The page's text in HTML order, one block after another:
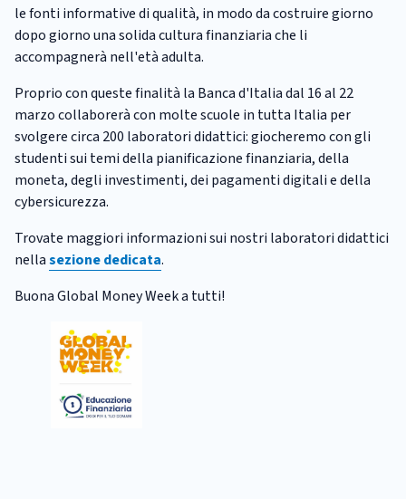
le fonti informative di qualità, in modo da costruire giorno
dopo giorno una solida cultura finanziaria che li
accompagnerà nell'età adulta.
Proprio con queste finalità la Banca d'Italia dal 16 al 22
marzo collaborerà con molte scuole in tutta Italia per
svolgere circa 200 laboratori didattici: giocheremo con gli
studenti sui temi della pianificazione finanziaria, della
moneta, degli investimenti, dei pagamenti digitali e della
cybersicurezza.
Trovate maggiori informazioni sui nostri laboratori didattici
nellasezione dedicata.
Buona Global Money Week a tutti!